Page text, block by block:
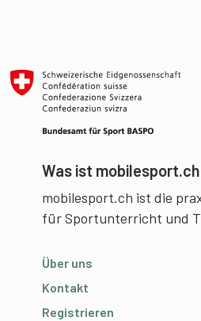
Was ist
mobilesport.ch ist die
für Sportunterricht und
Über uns
Kontakt
Registrieren